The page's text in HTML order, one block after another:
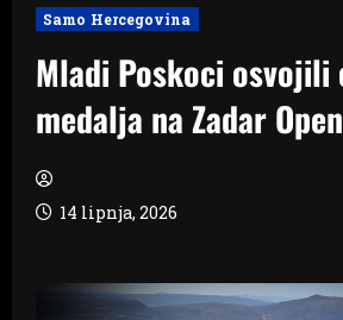
Samo Hercegovina
Mladi Poskoci osvojili
medalja na Zadar
14 lipnja, 2026